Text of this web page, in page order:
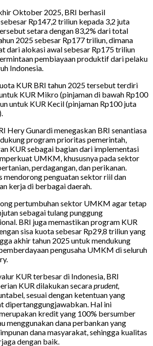
Oktober 2025, BRI berhasil
Rp147,2 triliun kepada 3,2 juta
setara dengan 83,2% dari total
2025 sebesar Rp177 triliun, dimana
dari alokasi awal sebesar Rp175 triliun
pembiayaan produktif dari pelaku
Indonesia.
KUR BRI tahun 2025 tersebut terdiri
KUR Mikro (pinjaman di bawah Rp100
untuk KUR Kecil (pinjaman Rp100 juta
Hery Gunardi menegaskan BRI senantiasa
program prioritas pemerintah,
KUR sebagai bagian dari implementasi
UMKM, khususnya pada sektor
perdagangan, dan perikanan.
mendorong penguatan sektor riil dan
kerja di berbagai daerah.
pertumbuhan sektor UMKM agar tetap
sebagai tulang punggung
BRI juga memastikan program KUR
sisa kuota sebesar Rp29,8 triliun yang
akhir tahun 2025 untuk mendukung
pengusaha UMKM di seluruh
KUR terbesar di Indonesia, BRI
KUR dilakukan secaraprudent,
,sesuai dengan ketentuan yang
dipertanggungjawabkan. Hal ini
kredit yang 100% bersumber
menggunakan dana perbankan yang
dana masyarakat, sehingga kualitas
dengan baik.